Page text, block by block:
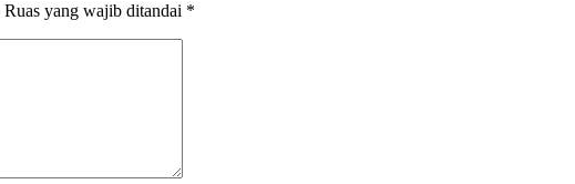
Ruas yang wajib ditandai *